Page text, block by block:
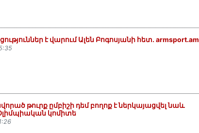
է վարում Ալեն Բոգոսյանի հետ. armsport.am
թուրք ըմբիշի դեմ բողոք է ներկայացվել նաև
կոմիտե